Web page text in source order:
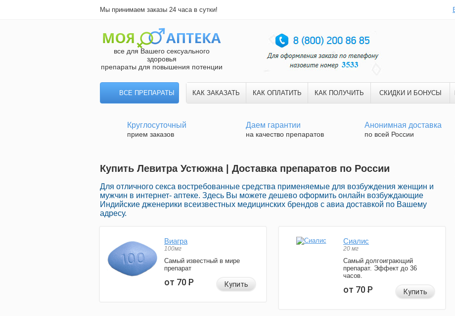
Мы принимаем заказы 24 часа в сутки!
все для Вашего сексуального
здоровья
препараты для повышения потенции
ВСЕ ПРЕПАРАТЫ КАК ЗАКАЗАТЬ КАК ОПЛАТИТЬ КАК ПОЛУЧИТЬ СКИДКИ И БОНУСЫ
Круглосуточный
прием заказов
Даем гарантии
на качество препаратов
Анонимная доставка
по всей России
Купить Левитра Устюжна | Доставка препаратов по России
Для отличного секса востребованные средства применяемые для возбуждения женщин и
мужчин в интернет- аптеке. Здесь Вы можете дешево оформить онлайн возбуждающие
Индийские дженерики всеизвестных медицинских брендов с авиа доставкой по Вашему
адресу.
Виагра
100мг
Самый известный в мире
препарат
от 70Р Купить
Сиалис
20 мг
Самый долгоиграющий
препарат. Эффект до 36
часов.
от 70Р Купить